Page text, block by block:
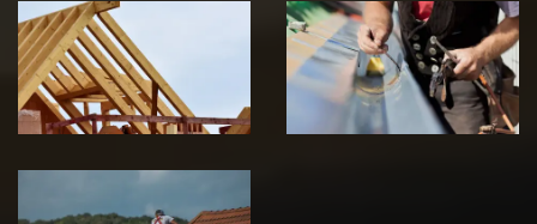
Traitement de
charpente 39
Jura
Travaux de
zinguerie 39
Jura
Urgence fuite